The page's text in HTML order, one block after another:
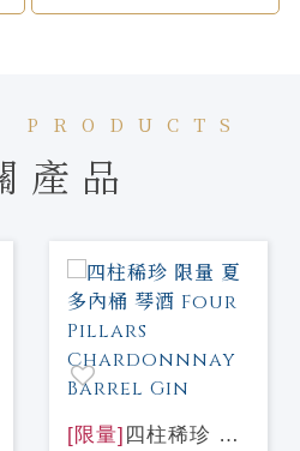
PRODUCTS
產品
[限量] 四柱稀珍 限